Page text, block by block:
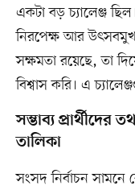
একটা বড় চ্যালেঞ্জ
নিরপেক্ষ আর
সক্ষমতা রয়েছে, তা
বিশ্বাস করি। এ
সম্ভাব্য প্রার্থীদের
তালিকা
সংসদ নির্বাচন সামনে